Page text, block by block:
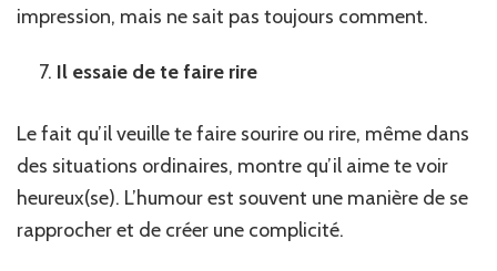
impression, mais ne sait pas toujours comment.
Il essaie de te faire rire
Le fait qu’il veuille te faire sourire ou rire, même dans
des situations ordinaires, montre qu’il aime te voir
heureux(se). L’humour est souvent une manière de se
rapprocher et de créer une complicité.